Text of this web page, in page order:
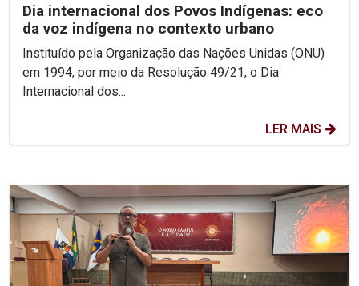
Dia internacional dos Povos Indígenas: eco
da voz indígena no contexto urbano
Instituído pela Organização das Nações Unidas (ONU)
em 1994, por meio da Resolução 49/21, o Dia
Internacional dos...
LER MAIS